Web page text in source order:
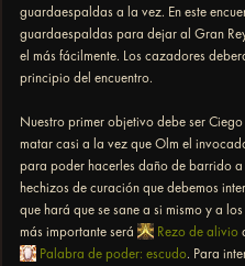
guardaespaldas a la vez. En este
guardaespaldas para dejar al Gran
el más fácilmente. Los cazadores
principio del encuentro.
Nuestro primer objetivo debe ser
matar casi a la vez que Olm el
para poder hacerles daño de barrido
hechizos de curación que debemos
que hará que se sane a si mismo y a
más importante será
Rezo de alivio
Palabra de poder: escudo. Para